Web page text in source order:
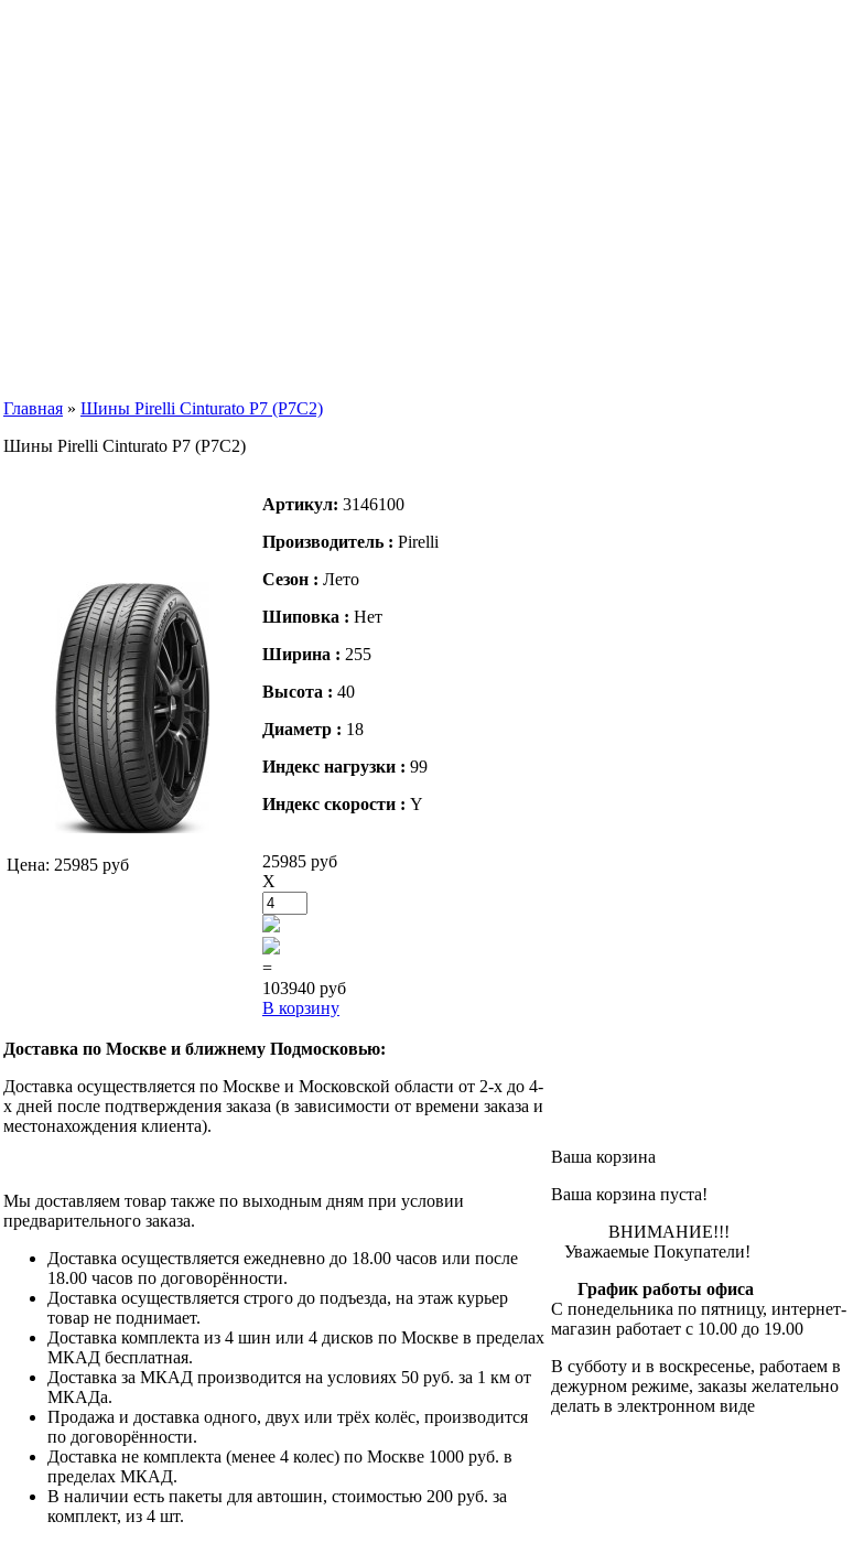
Главная » Шины Pirelli Cinturato P7 (P7C2)
Шины Pirelli Cinturato P7 (P7C2)
Цена: 25985 руб
Артикул: 3146100
Производитель : Pirelli
Сезон : Лето
Шиповка : Нет
Ширина : 255
Высота : 40
Диаметр : 18
Индекс нагрузки : 99
Индекс скорости : Y
25985 руб
X
=
103940 руб
В корзину
Доставка по Москве и ближнему Подмосковью:
Доставка осуществляется по Москве и Московской области от 2-х до 4-
х дней после подтверждения заказа (в зависимости от времени заказа и
местонахождения клиента).
Мы доставляем товар также по выходным дням при условии
предварительного заказа.
Доставка осуществляется ежедневно до 18.00 часов или после
18.00 часов по договорённости.
Доставка осуществляется строго до подъезда, на этаж курьер
товар не поднимает.
Доставка комплекта из 4 шин или 4 дисков по Москве в пределах
МКАД бесплатная.
Доставка за МКАД производится на условиях 50 руб. за 1 км от
МКАДа.
Продажа и доставка одного, двух или трёх колёс, производится
по договорённости.
Доставка не комплекта (менее 4 колес) по Москве 1000 руб. в
пределах МКАД.
В наличии есть пакеты для автошин, стоимостью 200 руб. за
комплект, из 4 шт.
Ваша корзина
Ваша корзина пуста!
ВНИМАНИЕ!!!
Уважаемые Покупатели!
График работы офиса
С понедельника по пятницу, интернет-
магазин работает с 10.00 до 19.00
В субботу и в воскресенье, работаем в
дежурном режиме, заказы желательно
делать в электронном виде